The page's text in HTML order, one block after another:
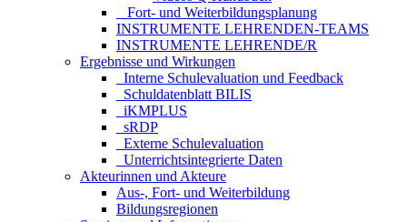
_ Fort- und Weiterbildungsplanung
INSTRUMENTE LEHRENDEN-TEAMS
INSTRUMENTE LEHRENDE/R
Ergebnisse und Wirkungen
_Interne Schulevaluation und Feedback
_Schuldatenblatt BILIS
_iKMPLUS
_sRDP
_Externe Schulevaluation
_Unterrichtsintegrierte Daten
Akteurinnen und Akteure
Aus-, Fort- und Weiterbildung
Bildungsregionen